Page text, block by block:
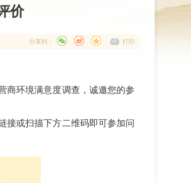
价
打印
分享到：
商环境满意度调查，诚邀您的参
接或扫描下方二维码即可参加问